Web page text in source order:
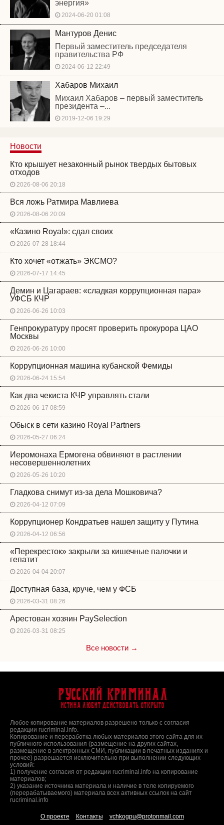
энергия»
2024-06-20 01:08
Мантуров Денис
Первый заместитель председателя
правительства РФ
2024-06-12 22:49
Хабаров Михаил
Михаил Хабаров – первый заместитель
президента –...
2019-12-06 19:29
Новости
Кто крышует незаконный рынок твердых бытовых
отходов
2026-08-06 20:18
Вся ложь Ратмира Мавлиева
2026-08-06 20:09
«Казино Royal»: сдал своих
2026-07-28 18:44
Кто хочет «отжать» ЭКСМО?
2026-07-17 14:45
Демин и Цагараев: «сладкая коррупционная пара»
УФСБ КЧР
2026-06-26 10:03
Генпрокуратуру просят проверить прокурора ЦАО
Москвы
2026-06-26 10:00
Коррупционная машина кубанской Фемиды
2026-06-24 15:54
Как два чекиста КЧР управлять стали
2026-06-17 08:59
Обыск в сети казино Royal Partners
2026-05-27 06:24
Иеромонаха Ермогена обвиняют в растлении
несовершеннолетних
2026-05-26 10:20
Гладкова снимут из-за дела Мошковича?
2026-04-12 07:09
Коррупционер Кондратьев нашел защиту у Путина
2026-04-12 06:56
«Перекресток» закрыли за кишечные палочки и
гепатит
2026-04-04 20:07
Доступная база, круче, чем у ФСБ
2026-03-31 08:26
Арестован хозяин PaySelection
2026-03-31 08:25
Все новости →
Русский Криминал
Истина любит действовать открыто
Любое копирование материалов разрешено только с согласия
редакции rucriminal.info.
Копирование и переработка любых материалов этого сайта для их
публичного использования (размещение на других сайтах,
размещение в электронных СМИ, публикации в печатных изданиях и
прочее) разрешается исключительно при выполнении следующих
условий:
1) получение согласия от редакции rucriminal.info на копирование
материалов;
2) указание источника материала и наличие в теле копируемого
(перерабатываемого) материала всех активных ссылок на сайт
rucriminal.info
О проекте Контакты vchkogpu@protonmail.com